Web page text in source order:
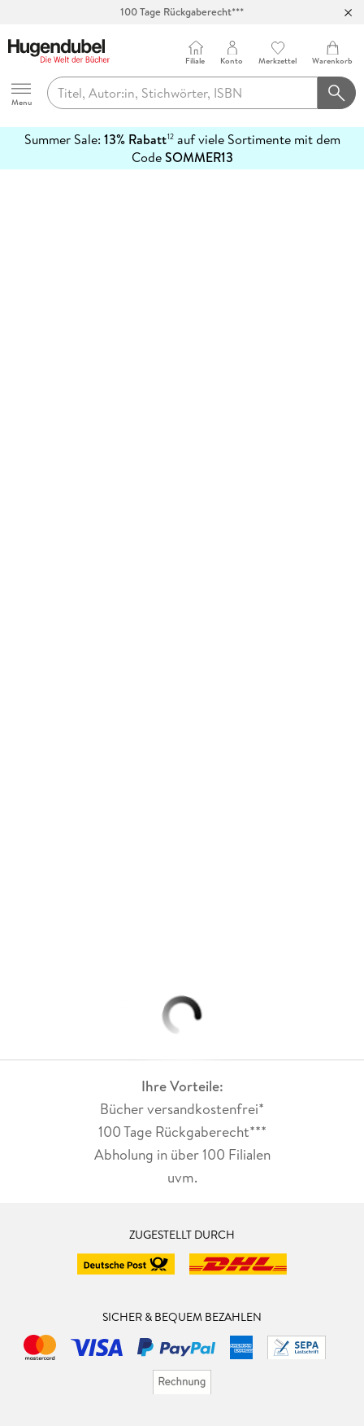
100 Tage Rückgaberecht***
Hugendubel
Menu
Filiale Konto Merkzettel Warenkorb
Summer Sale: 13% Rabatt12auf viele Sortimente mit dem
CodeSOMMER13
erfahren
Ihre Vorteile:
Bücher versandkostenfrei*
100 Tage Rückgaberecht***
Abholung in über 100 Filialen
uvm.
ZUGESTELLT DURCH
SICHER & BEQUEM BEZAHLEN